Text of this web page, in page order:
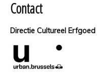
Contact
Directie Cultureel Erfgoed